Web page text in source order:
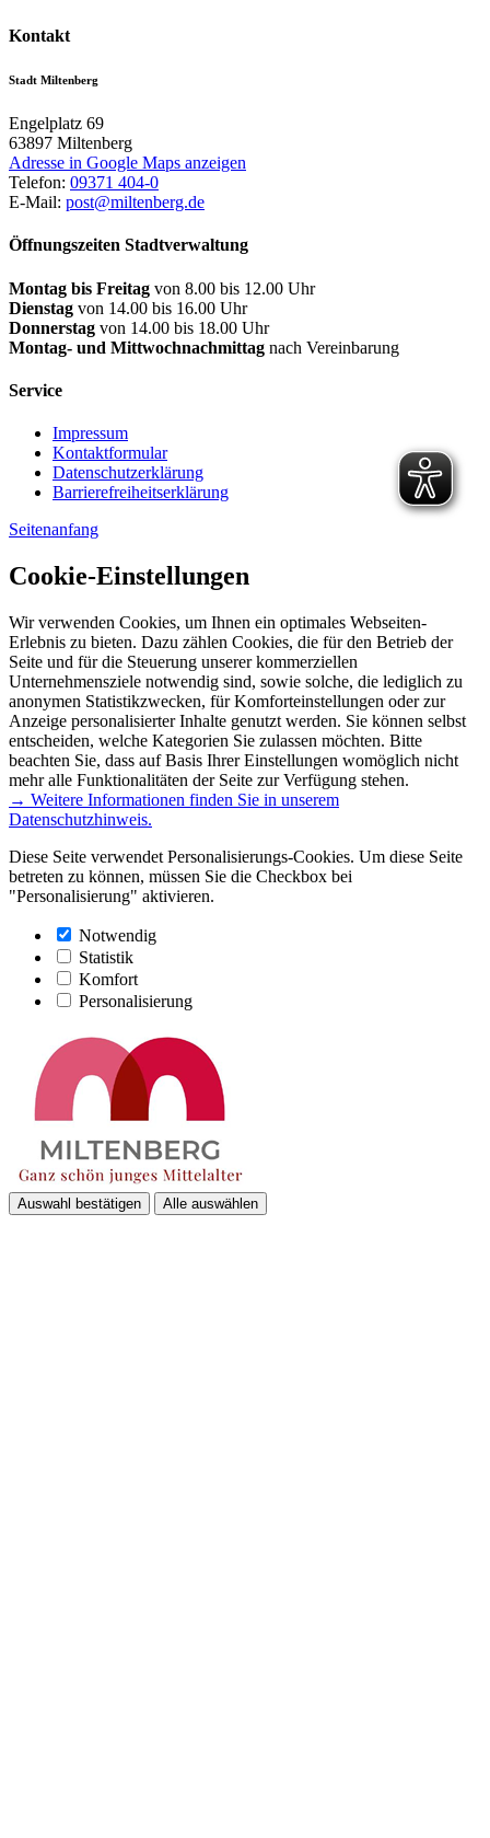
Kontakt
Stadt Miltenberg
Engelplatz 69
63897 Miltenberg
Adresse in Google Maps anzeigen
Telefon: 09371 404-0
E-Mail: post@miltenberg.de
Öffnungszeiten Stadtverwaltung
Montag bis Freitag von 8.00 bis 12.00 Uhr
Dienstag von 14.00 bis 16.00 Uhr
Donnerstag von 14.00 bis 18.00 Uhr
Montag- und Mittwochnachmittag nach Vereinbarung
Service
Impressum
Kontaktformular
Datenschutzerklärung
Barrierefreiheitserklärung
Seitenanfang
Cookie-Einstellungen
Wir verwenden Cookies, um Ihnen ein optimales Webseiten-
Erlebnis zu bieten. Dazu zählen Cookies, die für den Betrieb der
Seite und für die Steuerung unserer kommerziellen
Unternehmensziele notwendig sind, sowie solche, die lediglich zu
anonymen Statistikzwecken, für Komforteinstellungen oder zur
Anzeige personalisierter Inhalte genutzt werden. Sie können selbst
entscheiden, welche Kategorien Sie zulassen möchten. Bitte
beachten Sie, dass auf Basis Ihrer Einstellungen womöglich nicht
mehr alle Funktionalitäten der Seite zur Verfügung stehen.
→ Weitere Informationen finden Sie in unserem
Datenschutzhinweis.
Diese Seite verwendet Personalisierungs-Cookies. Um diese Seite
betreten zu können, müssen Sie die Checkbox bei
"Personalisierung" aktivieren.
Notwendig
Statistik
Komfort
Personalisierung
Auswahl bestätigen Alle auswählen